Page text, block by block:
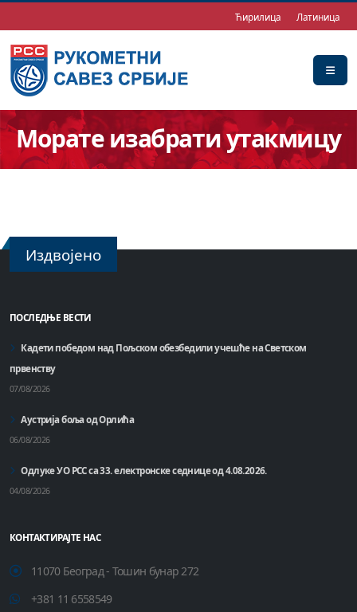
Ћирилица Латиница
Морате изабрати утакмицу
Издвојено
ПОСЛЕДЊЕ ВЕСТИ
Кадети победом над Пољском обезбедили учешће на Светском
првенству
07/08/2026
Аустрија боља од Орлића
06/08/2026
Одлуке УО РСС са 33. електронске седнице од 4.08.2026.
04/08/2026
КОНТАКТИРАЈТЕ НАС
11070 Београд - Тошин бунар 272
+381 11 6558549